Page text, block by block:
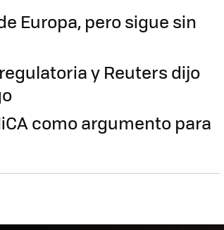
Europa, pero sigue sin
y Reuters dijo
como argumento para